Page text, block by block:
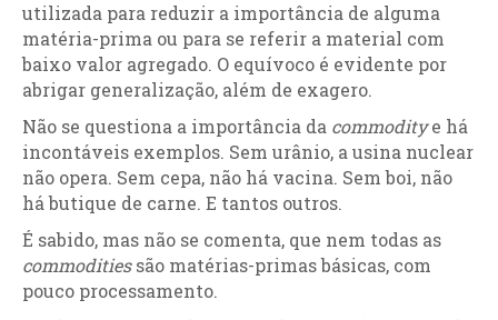
utilizada para reduzir a importância de alguma
matéria-prima ou para se referir a material com
baixo valor agregado. O equívoco é evidente por
abrigar generalização, além de exagero.
Não se questiona a importância da commoditye há
incontáveis exemplos. Sem urânio, a usina nuclear
não opera. Sem cepa, não há vacina. Sem boi, não
há butique de carne. E tantos outros.
É sabido, mas não se comenta, que nem todas as
commoditiessão matérias-primas básicas, com
pouco processamento.